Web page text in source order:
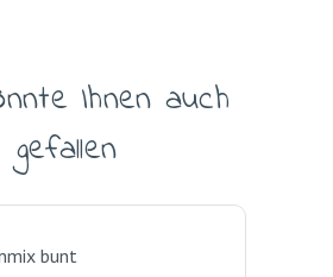
überspringenIhnen auch
gefallen